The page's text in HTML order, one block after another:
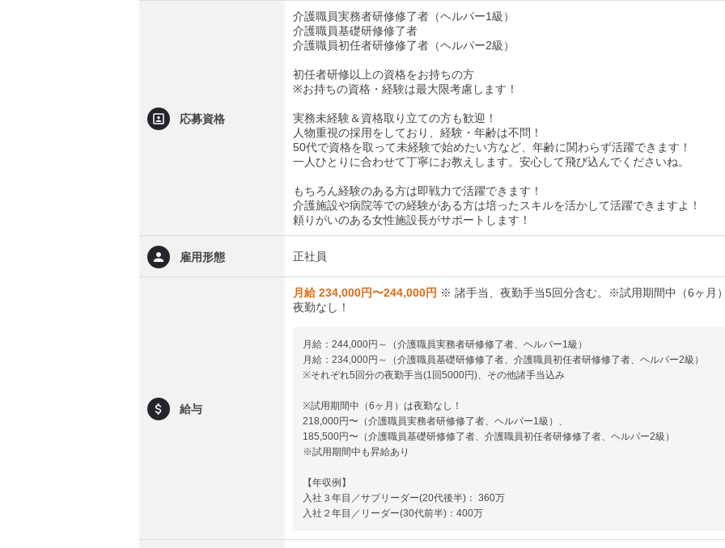
応募資格
介護職員実務者研修修了者（ヘルパー1級）
介護職員基礎研修修了者
介護職員初任者研修修了者（ヘルパー2級）
初任者研修以上の資格をお持ちの方
※お持ちの資格・経験は最大限考慮します！
実務未経験＆資格取り立ての方も歓迎！
⼈物重視の採⽤をしており、経験・年齢は不問！
50代で資格を取って未経験で始めたい方など、年齢に関わらず活躍できます！
一人ひとりに合わせて丁寧にお教えします。安心して飛び込んでくださいね。
もちろん経験のある方は即戦力で活躍できます！
介護施設や病院等での経験がある方は培ったスキルを活かして活躍できますよ！
頼りがいのある女性施設長がサポートします！
雇用形態 正社員
給与
月給 234,000円〜244,000円 ※ 諸手当、夜勤手当5回分含む。※試用期間中（6ヶ月
夜勤なし！
月給：244,000円～（介護職員実務者研修修了者、ヘルパー1級）
月給：234,000円～（介護職員基礎研修修了者、介護職員初任者研修修了者、ヘルパー2級）
※それぞれ5回分の夜勤手当(1回5000円)、その他諸手当込み
※試用期間中（6ヶ月）は夜勤なし！
218,000円〜（介護職員実務者研修修了者、ヘルパー1級）、
185,500円〜（介護職員基礎研修修了者、介護職員初任者研修修了者、ヘルパー2級）
※試用期間中も昇給あり
【年収例】
入社３年目／サブリーダー(20代後半)： 360万
入社２年目／リーダー(30代前半)：400万